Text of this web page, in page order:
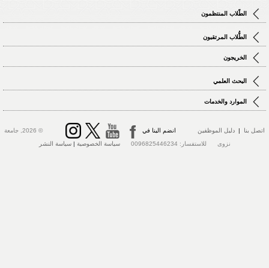
الطّلاب المنتظمون
الطُّلاب المرتقبون
الخريجون
البحث العلمي
الموارد والخدمات
بنا | دليل الموظفين انضم الينا في
© 2026, جامعة
نزوى للاستفسار: 0096825446234
سياسة الخصوصية|سياسة النشر